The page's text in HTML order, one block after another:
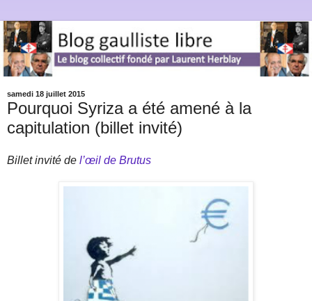
samedi 18 juillet 2015
Pourquoi Syriza a été amené à la
capitulation (billet invité)
Billet invité de l’œil de Brutus